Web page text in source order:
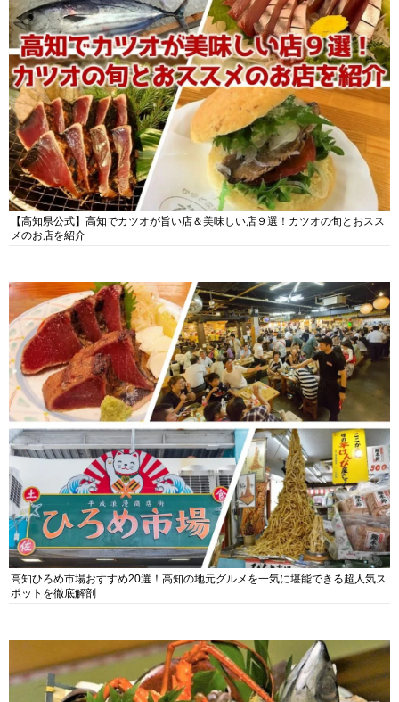
【高知県公式】高知でカツオが旨い店＆美味しい店９選！カツオの旬とおスス
メのお店を紹介
高知ひろめ市場おすすめ20選！高知の地元グルメを一気に堪能できる超人気ス
ポットを徹底解剖